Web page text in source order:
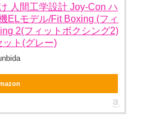
人間工学設計 Joy-Con ハ
ELモデル/Fit Boxing (フィ
2(フィットボクシング2)
ット(グレー)